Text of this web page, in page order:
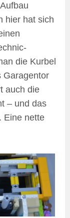
hier hat sich
die Kurbel
Garagentor
auch die
– und das
Eine nette